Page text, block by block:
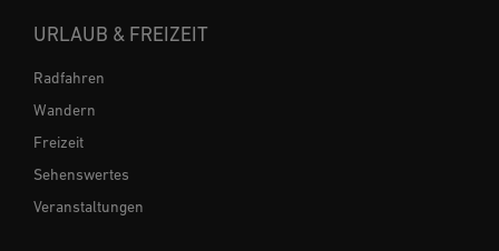
URLAUB & FREIZEIT
Radfahren
Wandern
Freizeit
Sehenswertes
Veranstaltungen